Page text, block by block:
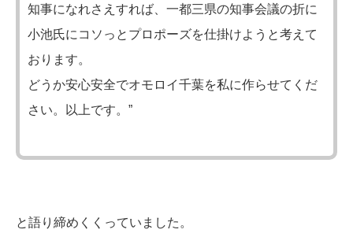
知事になれさえすれば、一都三県の知事会議の折に
小池氏にコソっとプロポーズを仕掛けようと考えて
おります。
どうか安心安全でオモロイ千葉を私に作らせてくだ
さい。以上です。”
と語り締めくくっていました。